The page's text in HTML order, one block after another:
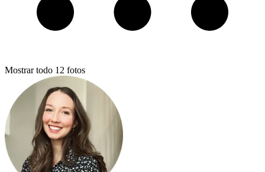
Mostrar todo 12 fotos